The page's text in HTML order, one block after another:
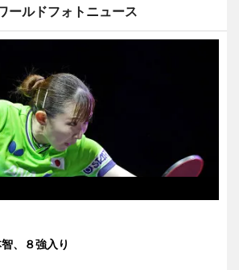
ールドフォトニュース
、８強入り